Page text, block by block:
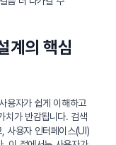
계의 핵심
용자가 쉽게 이해하고
치가 반감됩니다. 검색
사용자 인터페이스(UI)